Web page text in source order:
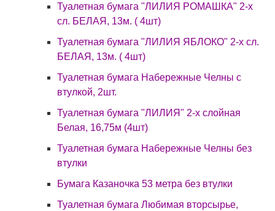
Туалетная бумага "ЛИЛИЯ РОМАШКА" 2-х
сл. БЕЛАЯ, 13м. ( 4шт)
Туалетная бумага "ЛИЛИЯ ЯБЛОКО" 2-х сл.
БЕЛАЯ, 13м. ( 4шт)
Туалетная бумага Набережные Челны с
втулкой, 2шт.
Туалетная бумага "ЛИЛИЯ" 2-х слойная
Белая, 16,75м (4шт)
Туалетная бумага Набережные Челны без
втулки
Бумага Казаночка 53 метра без втулки
Туалетная бумага Любимая вторсырье,